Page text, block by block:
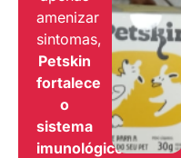
amenizar
sintomas,
Petskin
fortalece
o
sistema
imunológico